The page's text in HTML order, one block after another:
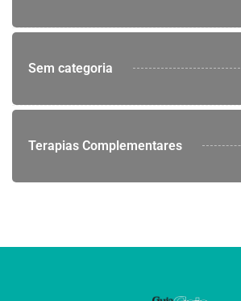
Sem categoria
Terapias Complementares